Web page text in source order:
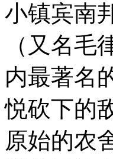
小镇宾南
（又名
内最著名
悦砍下的
原始的农